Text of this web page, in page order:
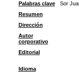
Palabras clave
Sor
Resumen
Dirección
Autor
corporativo
Editorial
Idioma